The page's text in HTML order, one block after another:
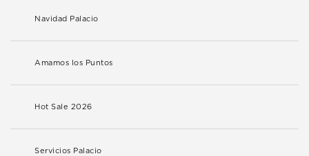
Navidad Palacio
Amamos los Puntos
Hot Sale 2026
Servicios Palacio